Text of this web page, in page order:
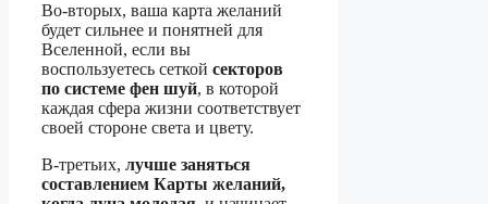
Во-вторых, ваша карта желаний
будет сильнее и понятней для
Вселенной, если вы
воспользуетесь сеткой секторов
по системе фен шуй, в которой
каждая сфера жизни соответствует
своей стороне света и цвету.
В-третьих, лучше заняться
составлением Карты желаний,